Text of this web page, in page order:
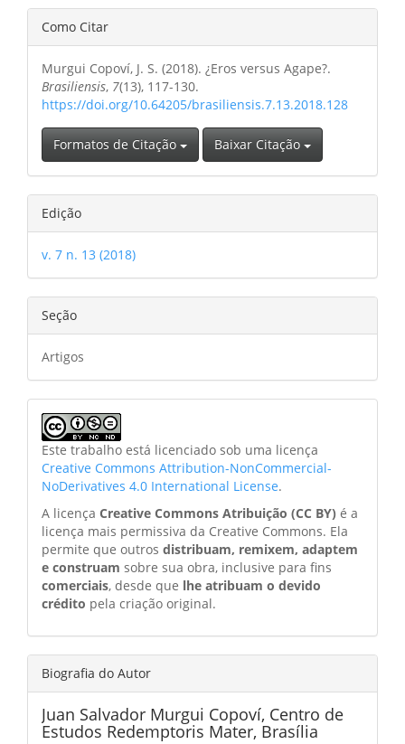
Detalhes
do
artigo
Como Citar
Murgui Copoví, J. S. (2018). ¿Eros versus Agape?.
Brasiliensis, 7(13), 117-130.
https://doi.org/10.64205/brasiliensis.7.13.2018.128
Formatos de Citação Baixar Citação
Edição
v. 7 n. 13 (2018)
Seção
Artigos
Este trabalho está licenciado sob uma licença
Creative Commons Attribution-NonCommercial-
NoDerivatives 4.0 International License.
A licença Creative Commons Atribuição (CC BY) é a
licença mais permissiva da Creative Commons. Ela
permite que outros distribuam, remixem, adaptem
e construam sobre sua obra, inclusive para fins
comerciais, desde que lhe atribuam o devido
crédito pela criação original.
Biografia do Autor
Juan Salvador Murgui Copoví, Centro de
Estudos Redemptoris Mater, Brasília